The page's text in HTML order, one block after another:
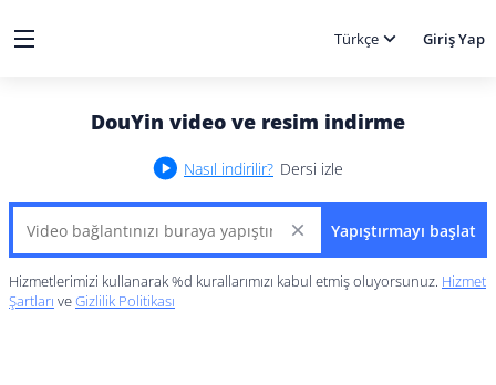
Türkçe Giriş Yap
DouYin video ve resim indirme
Nasıl indirilir? Dersi izle
Yapıştırmayı başlat
Hizmetlerimizi kullanarak %d kurallarımızı kabul etmiş oluyorsunuz. Hizmet
Şartları veGizlilik Politikası